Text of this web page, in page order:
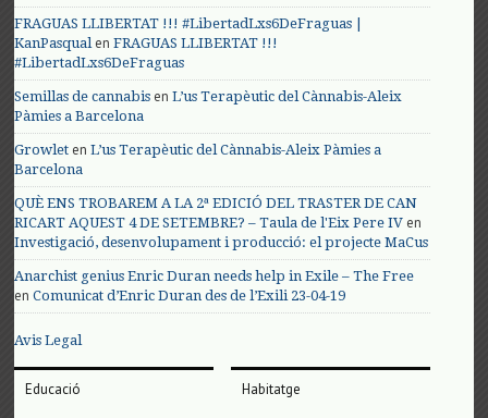
FRAGUAS LLIBERTAT !!! #LibertadLxs6DeFraguas |
KanPasqualenFRAGUAS LLIBERTAT !!!
#LibertadLxs6DeFraguas
Semillas de cannabis enL’us Terapèutic del Cànnabis-Aleix
Pàmies a Barcelona
Growlet enL’us Terapèutic del Cànnabis-Aleix Pàmies a
Barcelona
QUÈ ENS TROBAREM A LA 2ª EDICIÓ DEL TRASTER DE CAN
RICART AQUEST 4 DE SETEMBRE? – Taula de l'Eix Pere IV en
Investigació, desenvolupament i producció: el projecte MaCus
Anarchist genius Enric Duran needs help in Exile – The Free
enComunicat d’Enric Duran des de l’Exili 23-04-19
Avis Legal
Educació Habitatge